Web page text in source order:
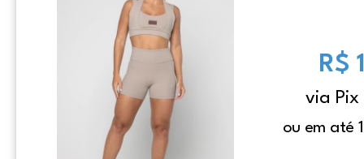
R$
via Pix
ou em até